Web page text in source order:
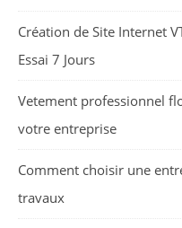
Création de Site Internet
Essai 7 Jours
Vetement professionnel
votre entreprise
Comment choisir une
travaux